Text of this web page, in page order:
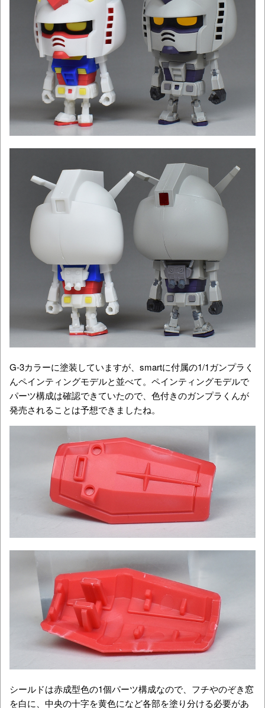
G-3カラーに塗装していますが、smartに付属の1/1ガンプラく
んペインティングモデルと並べて。ペインティングモデルで
パーツ構成は確認できていたので、色付きのガンプラくんが
発売されることは予想できましたね。
シールドは赤成型色の1個パーツ構成なので、フチやのぞき窓
を白に、中央の十字を黄色になど各部を塗り分ける必要があ